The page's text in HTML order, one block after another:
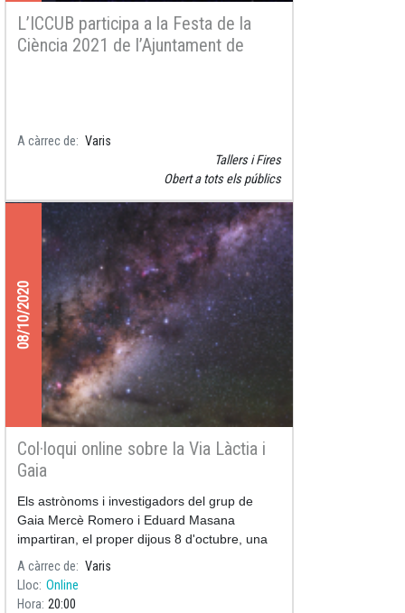
L’ICCUB participa a la Festa de la
Ciència 2021 de l’Ajuntament de
A càrrec de
Varis
Tallers i Fires
Obert a tots els públics
08/10/2020
Col·loqui online sobre la Via Làctia i
Gaia
Els astrònoms i investigadors del grup de
Gaia Mercè Romero i Eduard Masana
impartiran, el proper dijous 8 d'octubre, una
conferència online sobre la Via Làctia i la
missió Gaia.
A càrrec de
Varis
Lloc Online
Hora 20:00